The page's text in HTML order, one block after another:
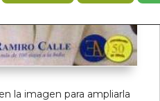
la imagen para ampliarla